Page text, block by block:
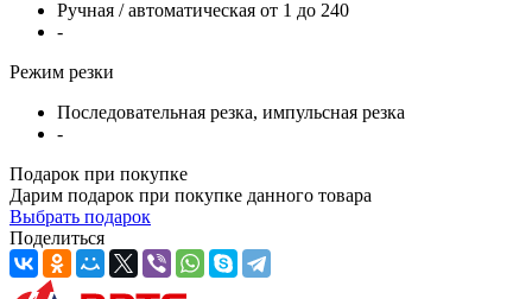
Ручная / автоматическая от 1 до 240
-
Режим резки
Последовательная резка, импульсная резка
-
Подарок при покупке
Дарим подарок при покупке данного товара
Выбрать подарок
Поделиться